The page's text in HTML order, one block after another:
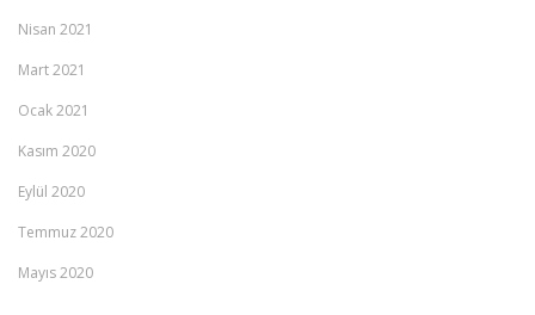
Nisan 2021
Mart 2021
Ocak 2021
Kasım 2020
Eylül 2020
Temmuz 2020
Mayıs 2020